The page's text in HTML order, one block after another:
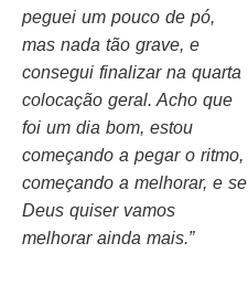
peguei um pouco de pó,
mas nada tão grave, e
consegui finalizar na quarta
colocação geral. Acho que
foi um dia bom, estou
começando a pegar o ritmo,
começando a melhorar, e se
Deus quiser vamos
melhorar ainda mais.”